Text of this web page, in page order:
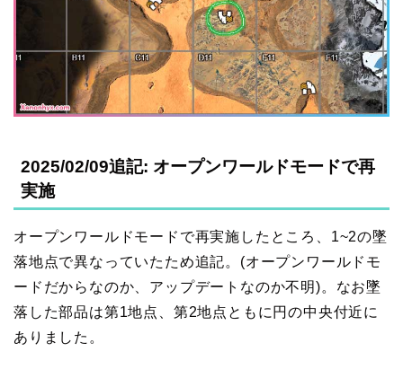
2025/02/09追記: オープンワールドモードで再
実施
オープンワールドモードで再実施したところ、1~2の墜
落地点で異なっていたため追記。(オープンワールドモ
ードだからなのか、アップデートなのか不明)。なお墜
落した部品は第1地点、第2地点ともに円の中央付近に
ありました。